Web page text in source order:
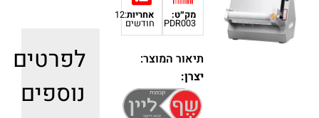
מק״ט:
PDR003
אחריות:12
חודשים
תיאור המוצר:
יצרן:
לפרטים
נוספים